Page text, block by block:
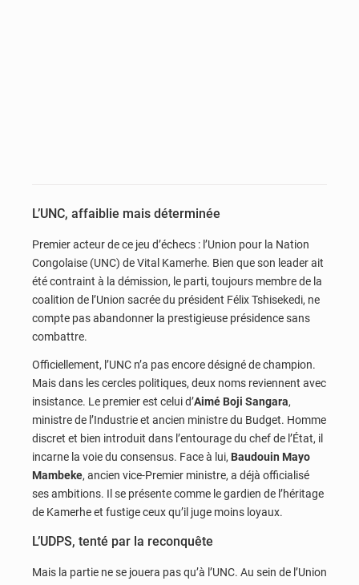
L’UNC, affaiblie mais déterminée
Premier acteur de ce jeu d’échecs : l’Union pour la Nation
Congolaise (UNC) de Vital Kamerhe. Bien que son leader ait
été contraint à la démission, le parti, toujours membre de la
coalition de l’Union sacrée du président Félix Tshisekedi, ne
compte pas abandonner la prestigieuse présidence sans
combattre.
Officiellement, l’UNC n’a pas encore désigné de champion.
Mais dans les cercles politiques, deux noms reviennent avec
insistance. Le premier est celui d’Aimé Boji Sangara,
ministre de l’Industrie et ancien ministre du Budget. Homme
discret et bien introduit dans l’entourage du chef de l’État, il
incarne la voie du consensus. Face à lui, Baudouin Mayo
Mambeke, ancien vice-Premier ministre, a déjà officialisé
ses ambitions. Il se présente comme le gardien de l’héritage
de Kamerhe et fustige ceux qu’il juge moins loyaux.
L’UDPS, tenté par la reconquête
Mais la partie ne se jouera pas qu’à l’UNC. Au sein de l’Union